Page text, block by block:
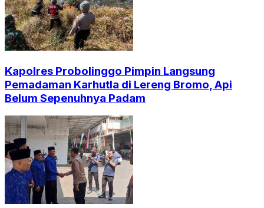
Kapolres Probolinggo Pimpin Langsung
Pemadaman Karhutla di Lereng Bromo, Api
Belum Sepenuhnya Padam